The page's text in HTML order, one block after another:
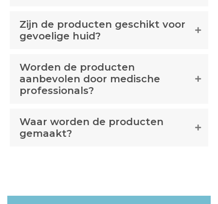
Zijn de producten geschikt voor
gevoelige huid?
Worden de producten
aanbevolen door medische
professionals?
Waar worden de producten
gemaakt?